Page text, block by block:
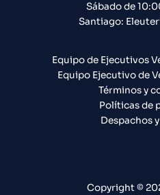
Sábado de
Santiago:
Equipo de Ejecutivos
Equipo Ejecutivo de
Términos y
Políticas de
Despachos
Copyright ©